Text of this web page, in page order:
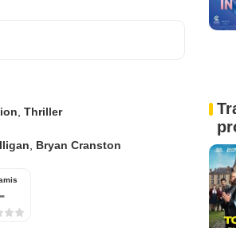
Thriller
Bryan Cranston